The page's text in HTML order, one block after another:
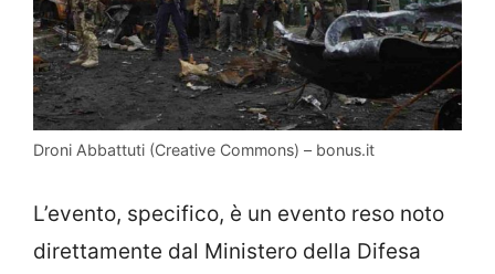
Droni Abbattuti (Creative Commons) – bonus.it
L’evento, specifico, è un evento reso noto
direttamente dal Ministero della Difesa